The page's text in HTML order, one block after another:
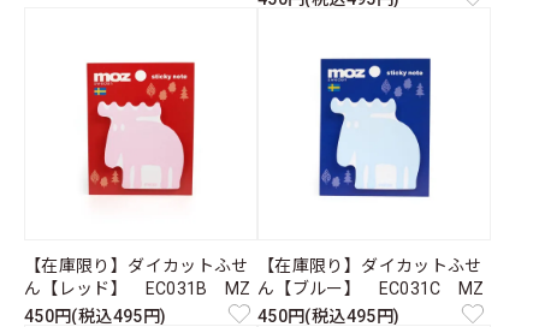
【在庫限り】ダイカットふせ
ん【レッド】 EC031B MZ
450円(税込495円)
【在庫限り】ダイカットふせ
ん【ブルー】 EC031C MZ
450円(税込495円)